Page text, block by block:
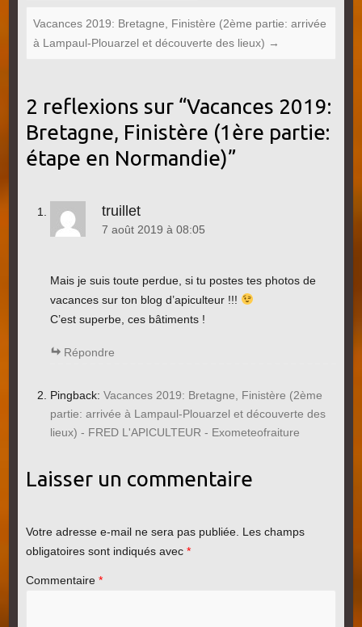
Vacances 2019: Bretagne, Finistère (2ème partie: arrivée
à Lampaul-Plouarzel et découverte des lieux) →
2 reflexions sur “Vacances 2019:
Bretagne, Finistère (1ère partie:
étape en Normandie)”
truillet
7 août 2019 à 08:05
Mais je suis toute perdue, si tu postes tes photos de
vacances sur ton blog d’apiculteur !!!
C’est superbe, ces bâtiments !
Répondre
Pingback: Vacances 2019: Bretagne, Finistère (2ème
partie: arrivée à Lampaul-Plouarzel et découverte des
lieux) - FRED L'APICULTEUR - Exometeofraiture
Laisser un commentaire
Votre adresse e-mail ne sera pas publiée. Les champs
obligatoires sont indiqués avec *
Commentaire *